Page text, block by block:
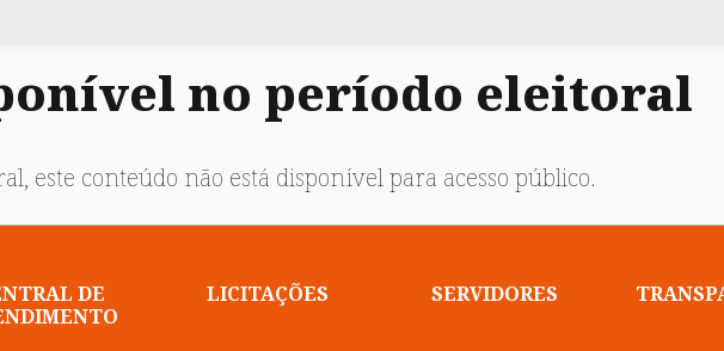
no período eleitoral
este conteúdo não está disponível para acesso público.
DE
LICITAÇÕES SERVIDORES